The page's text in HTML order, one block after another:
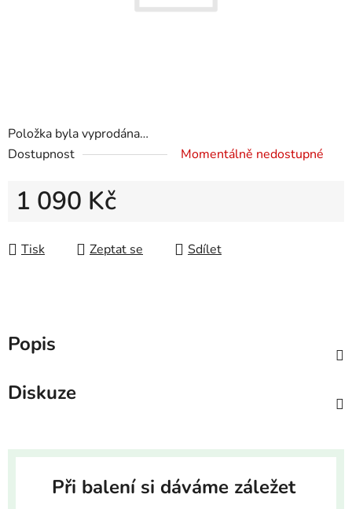
Položka byla vyprodána…
Dostupnost
Momentálně nedostupné
1 090 Kč
Tisk
Zeptat se Sdílet
Popis
Diskuze
Při balení si dáváme záležet